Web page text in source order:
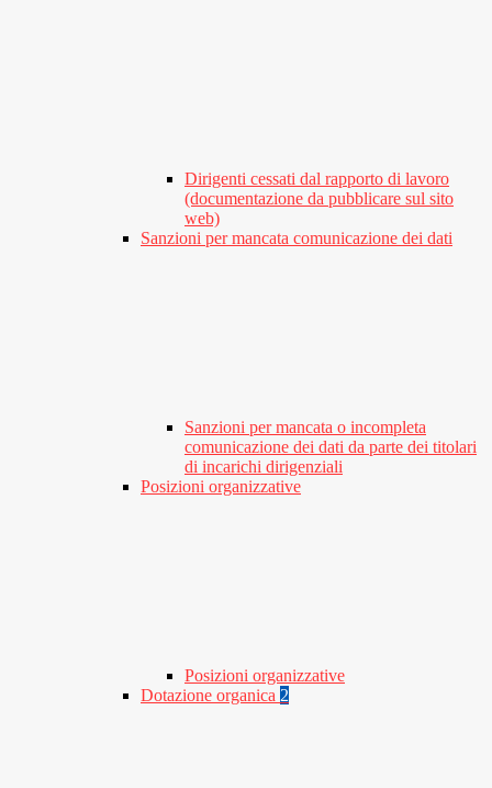
Dirigenti cessati dal rapporto di lavoro
(documentazione da pubblicare sul sito
web)
Sanzioni per mancata comunicazione dei dati
Sanzioni per mancata o incompleta
comunicazione dei dati da parte dei titolari
di incarichi dirigenziali
Posizioni organizzative
Posizioni organizzative
Dotazione organica 2